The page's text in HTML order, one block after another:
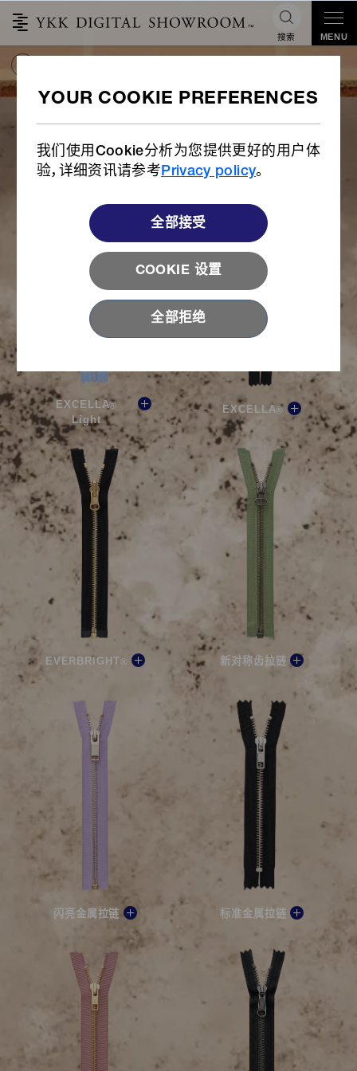
我们使用Cookie分析为您提供更好的用户体
验，详细资讯请参考Privacy policy。
COOKIE 设置
全部接受
全部拒绝
搜索 MENU
产品
全部 金属拉链 尼龙拉链 VISLON®
EXCELLA®
Light
EXCELLA®
EVERBRIGHT® 新对称齿拉链
闪亮金属拉链 标准金属拉链